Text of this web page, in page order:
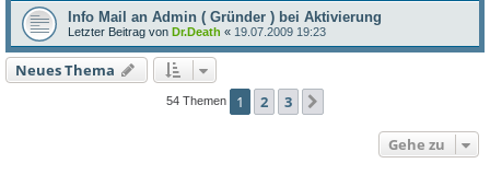
Info Mail an Admin ( Gründer ) bei Aktivierung
Letzter Beitrag von Dr.Death « 19.07.2009 19:23
Neues Thema
54 Themen 1 2 3
Gehe zu